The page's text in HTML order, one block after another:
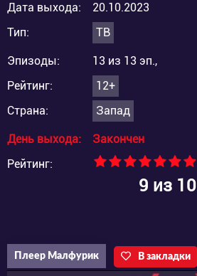
Дата выхода:
20.10.2023
Тип:
ТВ
Эпизоды:
13 из 13 эп.,
Рейтинг:
12+
Страна:
Запад
День выхода:
Закончен
Рейтинг:
9 из 10
Плеер Малфурик В закладки